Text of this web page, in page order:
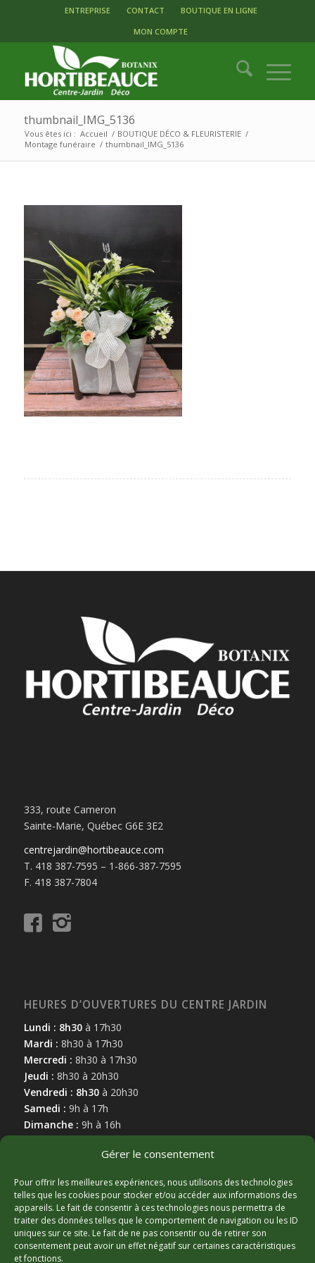
Gérer le consentement
Pour offrir les meilleures expériences, nous utilisons des technologies
telles que les cookies pour stocker et/ou accéder aux informations des
appareils. Le fait de consentir à ces technologies nous permettra de
traiter des données telles que le comportement de navigation ou les ID
uniques sur ce site. Le fait de ne pas consentir ou de retirer son
consentement peut avoir un effet négatif sur certaines caractéristiques
et fonctions.
ENTREPRISE CONTACT
BOUTIQUE EN LIGNE
MON COMPTE
thumbnail_IMG_5136
Vous êtes ici : Accueil / BOUTIQUE DÉCO & FLEURISTERIE /
Montage funéraire / thumbnail_IMG_5136
333, route Cameron
Sainte-Marie, Québec G6E 3E2
centrejardin@hortibeauce.com
T. 418 387-7595 – 1-866-387-7595
F. 418 387-7804
HEURES D’OUVERTURES DU CENTRE JARDIN
Lundi : 8h30à 17h30
Mardi : 8h30 à 17h30
Mercredi : 8h30 à 17h30
Jeudi : 8h30 à 20h30
Vendredi : 8h30à 20h30
Samedi : 9h à 17h
Dimanche : 9h à 16h
MARCHAND AFFILIÉ